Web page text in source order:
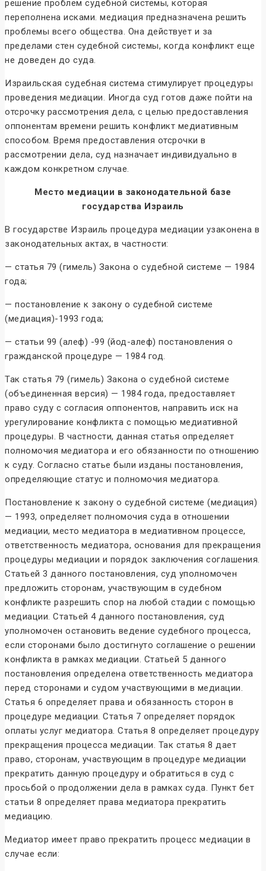
решение проблем судебной системы, которая
переполнена исками. медиация предназначена решить
проблемы всего общества. Она действует и за
пределами стен судебной системы, когда конфликт еще
не доведен до суда.
Израильская судебная система стимулирует процедуры
проведения медиации. Иногда суд готов даже пойти на
отсрочку рассмотрения дела, с целью предоставления
оппонентам времени решить конфликт медиативным
способом. Время предоставления отсрочки в
рассмотрении дела, суд назначает индивидуально в
каждом конкретном случае.
Место медиации в законодательной базе
государства Израиль
В государстве Израиль процедура медиации узаконена в
законодательных актах, в частности:
— статья 79 (гимель) Закона о судебной системе — 1984
года;
— постановление к закону о судебной системе
(медиация)-1993 года;
— статьи 99 (алеф) -99 (йод-алеф) постановления о
гражданской процедуре — 1984 год.
Так статья 79 (гимель) Закона о судебной системе
(объединенная версия) — 1984 года, предоставляет
право суду с согласия оппонентов, направить иск на
урегулирование конфликта с помощью медиативной
процедуры. В частности, данная статья определяет
полномочия медиатора и его обязанности по отношению
к суду. Согласно статье были изданы постановления,
определяющие статус и полномочия медиатора.
Постановление к закону о судебной системе (медиация)
— 1993, определяет полномочия суда в отношении
медиации, место медиатора в медиативном процессе,
ответственность медиатора, основания для прекращения
процедуры медиации и порядок заключения соглашения.
Статьей 3 данного постановления, суд уполномочен
предложить сторонам, участвующим в судебном
конфликте разрешить спор на любой стадии с помощью
медиации. Статьей 4 данного постановления, суд
уполномочен остановить ведение судебного процесса,
если сторонами было достигнуто соглашение о решении
конфликта в рамках медиации. Статьей 5 данного
постановления определена ответственность медиатора
перед сторонами и судом участвующими в медиации.
Статья 6 определяет права и обязанность сторон в
процедуре медиации. Статья 7 определяет порядок
оплаты услуг медиатора. Статья 8 определяет процедуру
прекращения процесса медиации. Так статья 8 дает
право, сторонам, участвующим в процедуре медиации
прекратить данную процедуру и обратиться в суд с
просьбой о продолжении дела в рамках суда. Пункт бет
статьи 8 определяет права медиатора прекратить
медиацию.
Медиатор имеет право прекратить процесс медиации в
случае если: